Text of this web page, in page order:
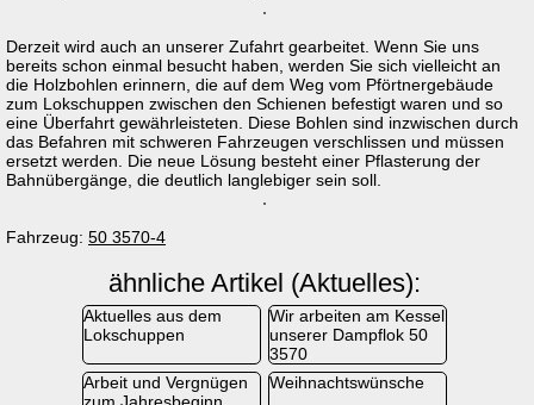
Derzeit wird auch an unserer Zufahrt gearbeitet. Wenn Sie uns
bereits schon einmal besucht haben, werden Sie sich vielleicht an
die Holzbohlen erinnern, die auf dem Weg vom Pförtnergebäude
zum Lokschuppen zwischen den Schienen befestigt waren und so
eine Überfahrt gewährleisteten. Diese Bohlen sind inzwischen durch
das Befahren mit schweren Fahrzeugen verschlissen und müssen
ersetzt werden. Die neue Lösung besteht einer Pflasterung der
Bahnübergänge, die deutlich langlebiger sein soll.
Fahrzeug: 50 3570-4
ähnliche Artikel (Aktuelles):
Aktuelles aus dem
Lokschuppen
Wir arbeiten am Kessel
unserer Dampflok 50
3570
Arbeit und Vergnügen
Weihnachtswünsche